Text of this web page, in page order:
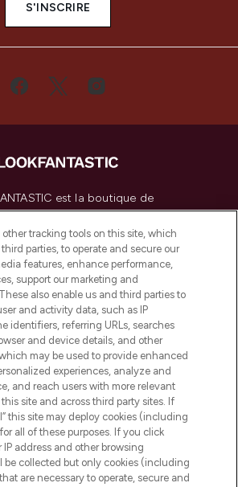
S'INSCRIRE
est la boutique de
incontournable en Europe,
les meilleurs produits de soins
des cheveux et de maquillage
200 marques prestigieuses.
vos achats en ligne ou via
avec la livraison offerte dès
55€ d'achat.
aux cookies
Sell or Share My Personal
Information
ET INFORMATIONS
GÉNÉRALES
other tracking tools on this site, which
parties, to operate and secure our
features, enhance performance,
support our marketing and
also enable us and third parties to
and activity data, such as IP
identifiers, referring URLs, searches
and device details, and other
may be used to provide enhanced
experiences, analyze and
and reach users with more relevant
site and across third party sites. If
this site may deploy cookies (including
all of these purposes. If you click
IP address and other browsing
be collected but only cookies (including
are necessary to operate, secure and